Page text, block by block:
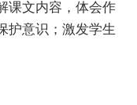
课文内容，体会作
护意识；激发学生